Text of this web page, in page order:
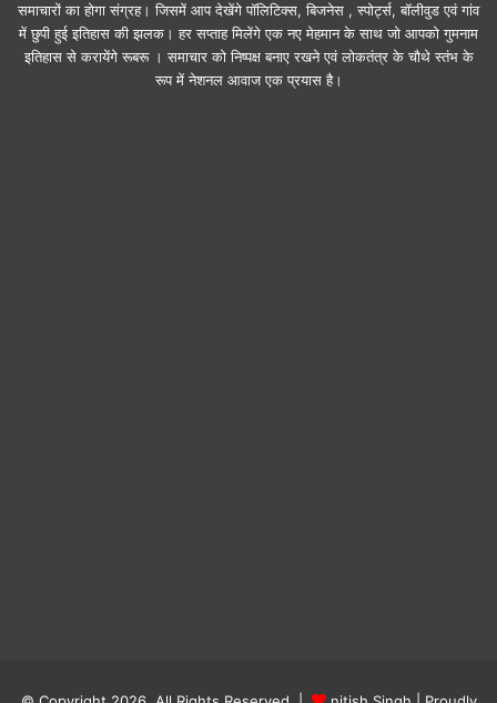
समाचारों का होगा संग्रह। जिसमें आप देखेंगे पॉलिटिक्स, बिजनेस , स्पोर्ट्स, बॉलीवुड एवं गांव
में छुपी हुई इतिहास की झलक। हर सप्ताह मिलेंगे एक नए मेहमान के साथ जो आपको गुमनाम
इतिहास से करायेंगे रूबरू । समाचार को निष्पक्ष बनाए रखने एवं लोकतंत्र के चौथे स्तंभ के
रूप में नेशनल आवाज एक प्रयास है।